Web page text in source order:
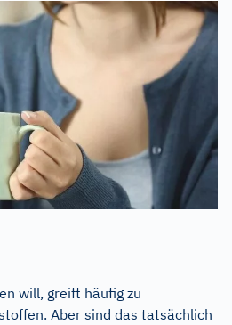
will, greift häufig zu
Aber sind das tatsächlich